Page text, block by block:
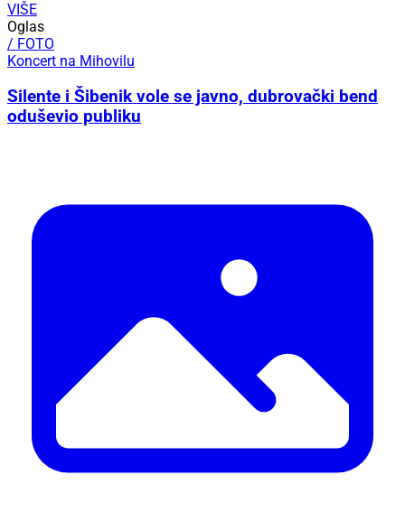
VIŠE
Oglas
/ FOTO
Koncert na Mihovilu
Silente i Šibenik vole se javno, dubrovački bend
oduševio publiku